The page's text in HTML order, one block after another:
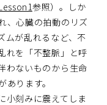
参照）。しか
、心臓の拍動のリズ
ムが乱れるなど、不
れを「不整脈」と呼
わないものから生命
ります。
小刻みに震えてしま